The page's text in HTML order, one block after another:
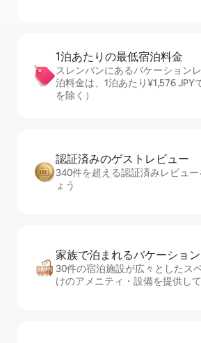
1泊あたりの最⁠低⁠宿⁠泊⁠料⁠金
スレンバンにあるバケーション
泊料金は、1泊あたり¥1,576 JPY
を除く）
認証済みのゲ⁠ス⁠ト⁠レ⁠ビ⁠ュ⁠ー
340件を超える認証済みレビュ
ょう
家族で泊まれるバ⁠ケ⁠ー⁠シ⁠ョ⁠
30件の宿泊施設が広々としたス
けのアメニティ・設備を提供し